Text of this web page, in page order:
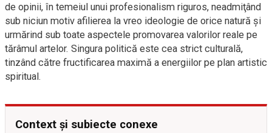
de opinii, în temeiul unui profesionalism riguros, neadmiţând
sub niciun motiv afilierea la vreo ideologie de orice natură şi
urmărind sub toate aspectele promovarea valorilor reale pe
tărâmul artelor. Singura politică este cea strict culturală,
tinzând către fructificarea maximă a energiilor pe plan artistic
spiritual.
Context și subiecte conexe